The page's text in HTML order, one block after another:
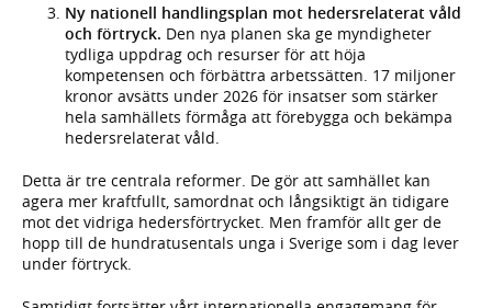
Ny nationell handlingsplan mot hedersrelaterat våld
och förtryck. Den nya planen ska ge myndigheter
tydliga uppdrag och resurser för att höja
kompetensen och förbättra arbetssätten. 17 miljoner
kronor avsätts under 2026 för insatser som stärker
hela samhällets förmåga att förebygga och bekämpa
hedersrelaterat våld.
Detta är tre centrala reformer. De gör att samhället kan
agera mer kraftfullt, samordnat och långsiktigt än tidigare
mot det vidriga hedersförtrycket. Men framför allt ger de
hopp till de hundratusentals unga i Sverige som i dag lever
under förtryck.